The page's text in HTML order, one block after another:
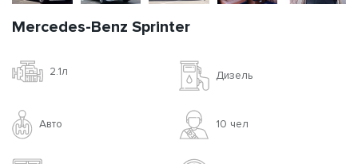
Mercedes-Benz Sprinter
2.1л Дизель
Авто 10 чел